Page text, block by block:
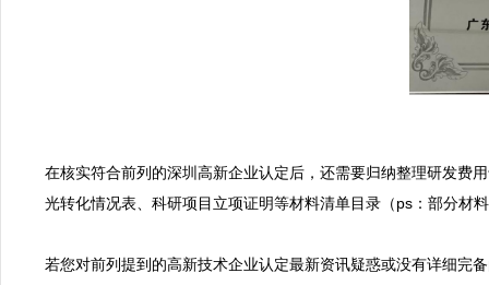
在核实符合前列的深圳高新企业认定后，还需要归纳整理研发费
光转化情况表、科研项目立项证明等材料清单目录（ps：部分材
若您对前列提到的高新技术企业认定最新资讯疑惑或没有详细